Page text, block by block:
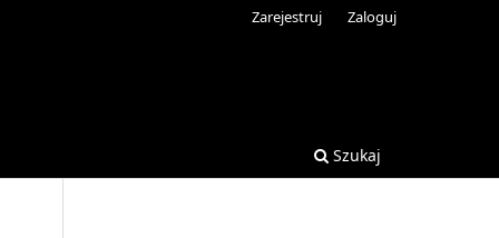
Szukaj
Zarejestruj Zaloguj